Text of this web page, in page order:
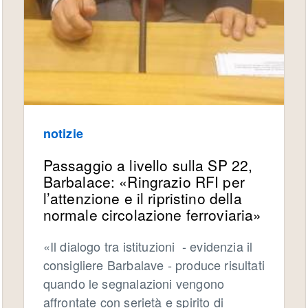
notizie
Passaggio a livello sulla SP 22,
Barbalace: «Ringrazio RFI per
l’attenzione e il ripristino della
normale circolazione ferroviaria»
«Il dialogo tra istituzioni - evidenzia il
consigliere Barbalave - produce risultati
quando le segnalazioni vengono
affrontate con serietà e spirito di